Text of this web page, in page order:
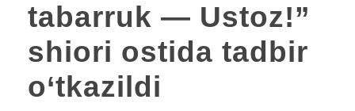
tabarruk — Ustoz!”
shiori ostida tadbir
o‘tkazildi